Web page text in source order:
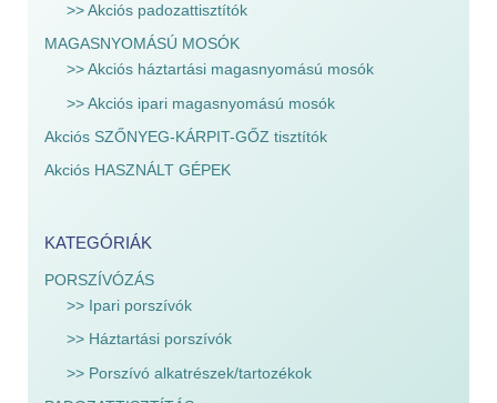
>> Akciós padozattisztítók
MAGASNYOMÁSÚ MOSÓK
>> Akciós háztartási magasnyomású mosók
>> Akciós ipari magasnyomású mosók
Akciós SZŐNYEG-KÁRPIT-GŐZ tisztítók
Akciós HASZNÁLT GÉPEK
KATEGÓRIÁK
PORSZÍVÓZÁS
>> Ipari porszívók
>> Háztartási porszívók
>> Porszívó alkatrészek/tartozékok